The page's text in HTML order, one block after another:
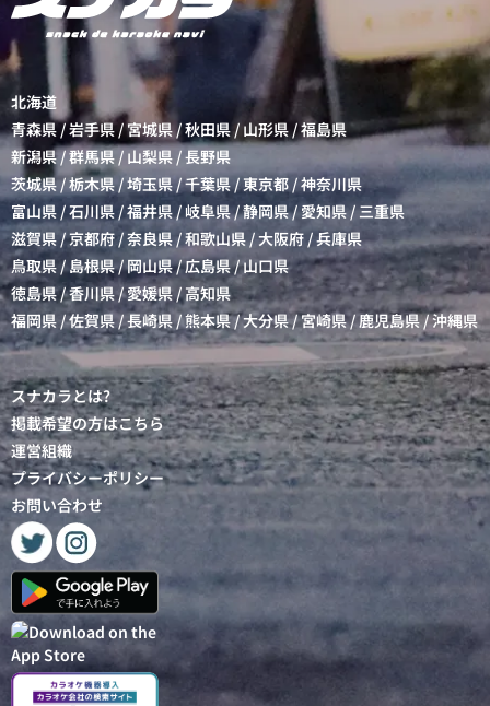
北海道
青森県/岩手県/宮城県/秋田県 / 山形県/福島県
新潟県/群馬県 / 山梨県 /長野県
茨城県 /栃木県/埼玉県/千葉県/東京都 /神奈川県
富山県 /石川県 /福井県/岐阜県/静岡県/愛知県/三重県
滋賀県/京都府/奈良県 /和歌山県/大阪府 /兵庫県
鳥取県 / 島根県/岡山県/広島県/山口県
徳島県/香川県/愛媛県 /高知県
福岡県 /佐賀県 /長崎県/熊本県/大分県/宮崎県/鹿児島県/沖縄県
スナカラとは?
掲載希望の方はこちら
運営組織
プライバシーポリシー
お問い合わせ